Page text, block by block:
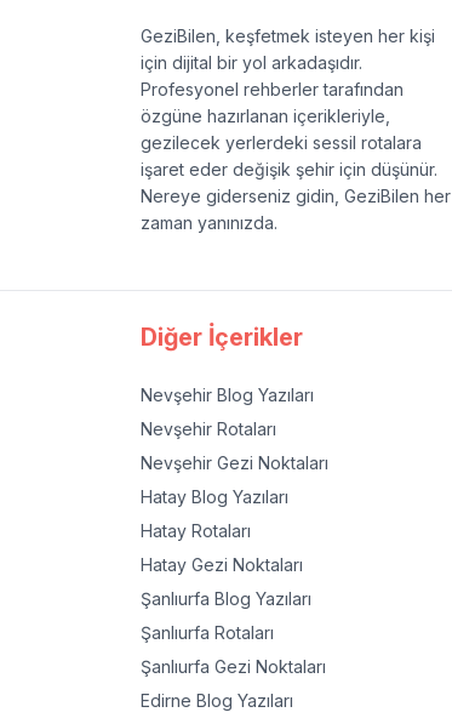
GeziBilen, keşfetmek isteyen her kişi
için dijital bir yol arkadaşıdır.
Profesyonel rehberler tarafından
özgüne hazırlanan içerikleriyle,
gezilecek yerlerdeki sessil rotalara
işaret eder değişik şehir için düşünür.
Nereye giderseniz gidin, GeziBilen her
zaman yanınızda.
Diğer İçerikler
Nevşehir Blog Yazıları
Nevşehir Rotaları
Nevşehir Gezi Noktaları
Hatay Blog Yazıları
Hatay Rotaları
Hatay Gezi Noktaları
Şanlıurfa Blog Yazıları
Şanlıurfa Rotaları
Şanlıurfa Gezi Noktaları
Edirne Blog Yazıları